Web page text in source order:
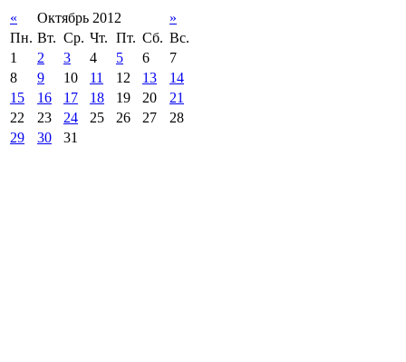
« Октябрь 2012
»
Пн. Вт. Ср. Чт. Пт. Сб. Вс.
1
2 3 4 5 6
7
8
9 10 11 12 13
14
15
16 17 18 19 20
21
22
23 24 25 26 27
28
29
30 31